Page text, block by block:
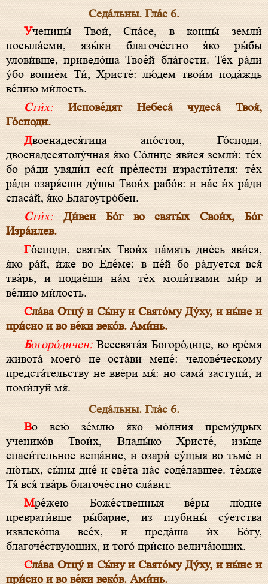
Седа́льны. Гла́с 6.
Ученицы́ Твои́, Спа́се, в концы́ земли́
посыла́еми, язы́ки благоче́стно я́ко ры́бы
улови́вше, приведо́ша Твое́й бла́гости. Те́х ра́ди
у́бо вопие́м Ти́, Христе́: лю́дем твои́м пода́ждь
ве́лию ми́лость.
Сти́х:
Испове́дят Небеса́ чудеса́ Твоя́,
Го́споди.
Двоенадеся́тица апо́стол, Го́споди,
двоенадесятолу́чная я́ко Со́лнце яви́ся земли́: те́х
бо ра́ди увяди́л еси́ пре́лести израсти́теля: те́х
ра́ди озаря́еши ду́шы Твои́х рабо́в: и на́с и́х ра́ди
спаса́й, я́ко Благоутро́бен.
Сти́х:
Ди́вен Бо́г во святы́х Свои́х, Бо́г
Изра́илев.
Го́споди, святы́х Твои́х па́мять дне́сь яви́ся,
я́ко ра́й, и́же во Еде́ме: в не́й бо ра́дуется вся́
тва́рь, и подае́ши на́м те́х моли́твами ми́р и
ве́лию ми́лость.
Сла́ва Отцу́ и Сы́ну и Свято́му Ду́ху, и ны́не и
при́сно и во ве́ки веко́в. Ами́нь.
Богоро́дичен: Всесвята́я Богоро́дице, во вре́мя
живота́ моего́ не оста́ви мене́: челове́ческому
предста́тельству не вве́ри мя́: но сама́ заступи́, и
поми́луй мя́.
Седа́льны. Гла́с 6.
Во всю́ зе́млю я́ко мо́лния прему́дрых
ученико́в Твои́х, Влады́ко Христе́, изы́де
спаси́тельное веща́ние, и озари́ су́щыя во тьме́ и
лю́тых, сы́ны дне́ и све́та на́с соде́лавшее. те́мже
Тя́ вся́ тва́рь благоче́стно сла́вит.
Мре́жею Боже́ственныя ве́ры лю́дие
преврати́вше ры́барие, из глубины́ су́етства
извлеко́ша все́х, и преда́ша и́х Бо́гу,
благоче́ствующих, и того́ при́сно велича́ющих.
Сла́ва Отцу́ и Сы́ну и Свято́му Ду́ху, и ны́не и
при́сно и во ве́ки веко́в. Ами́нь.